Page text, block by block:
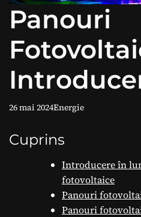
Panouri
Lumea
26 mai 2024Energie
Cuprins
Introducere în
fotovoltaice
Panouri
Panouri